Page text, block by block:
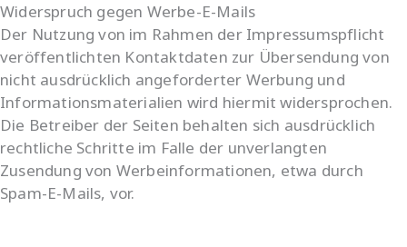
Widerspruch gegen Werbe-E-Mails
Der Nutzung von im Rahmen der Impressumspflicht
veröffentlichten Kontaktdaten zur Übersendung von
nicht ausdrücklich angeforderter Werbung und
Informationsmaterialien wird hiermit widersprochen.
Die Betreiber der Seiten behalten sich ausdrücklich
rechtliche Schritte im Falle der unverlangten
Zusendung von Werbeinformationen, etwa durch
Spam-E-Mails, vor.